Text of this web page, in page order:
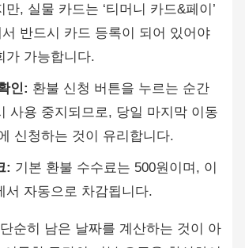
만, 실물 카드는 ‘티머니 카드&페이’
반드시 카드 등록이 되어 있어야
가 가능합니다.
인: 환불 신청 버튼을 누르는 순간
사용 중지되므로, 당일 마지막 이동
신청하는 것이 유리합니다.
: 기본 환불 수수료는 500원이며, 이
서 자동으로 차감됩니다.
순히 남은 날짜를 계산하는 것이 아